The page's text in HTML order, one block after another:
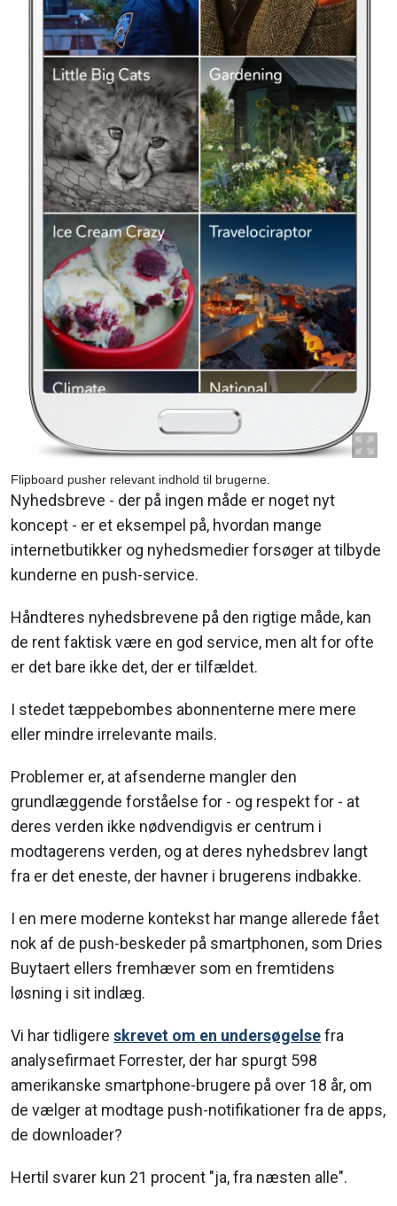
Flipboard pusher relevant indhold til brugerne.
Nyhedsbreve - der på ingen måde er noget nyt
koncept - er et eksempel på, hvordan mange
internetbutikker og nyhedsmedier forsøger at tilbyde
kunderne en push-service.
Håndteres nyhedsbrevene på den rigtige måde, kan
de rent faktisk være en god service, men alt for ofte
er det bare ikke det, der er tilfældet.
I stedet tæppebombes abonnenterne mere mere
eller mindre irrelevante mails.
Problemer er, at afsenderne mangler den
grundlæggende forståelse for - og respekt for - at
deres verden ikke nødvendigvis er centrum i
modtagerens verden, og at deres nyhedsbrev langt
fra er det eneste, der havner i brugerens indbakke.
I en mere moderne kontekst har mange allerede fået
nok af de push-beskeder på smartphonen, som Dries
Buytaert ellers fremhæver som en fremtidens
løsning i sit indlæg.
Vi har tidligere skrevet om en undersøgelsefra
analysefirmaet Forrester, der har spurgt 598
amerikanske smartphone-brugere på over 18 år, om
de vælger at modtage push-notifikationer fra de apps,
de downloader?
Hertil svarer kun 21 procent "ja, fra næsten alle".